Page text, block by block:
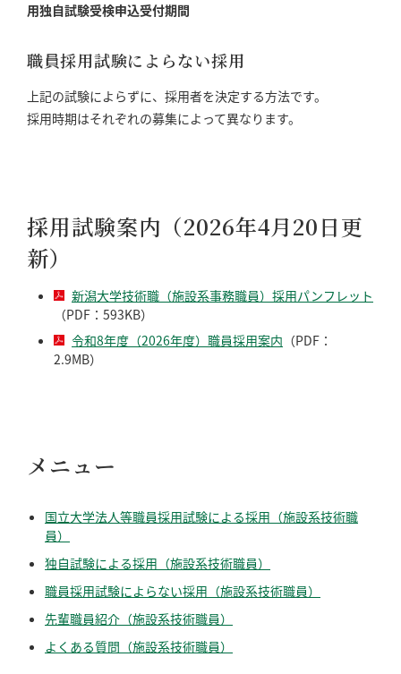
用独自試験受検申込受付期間
職員採用試験によらない採用
上記の試験によらずに、採用者を決定する方法です。
採用時期はそれぞれの募集によって異なります。
採用試験案内（2026年4月20日更
新）
新潟大学技術職（施設系事務職員）採用パンフレット
（PDF：593KB）
令和8年度（2026年度）職員採用案内 （PDF：
2.9MB）
メニュー
国立大学法人等職員採用試験による採用（施設系技術職
員）
独自試験による採用（施設系技術職員）
職員採用試験によらない採用（施設系技術職員）
先輩職員紹介（施設系技術職員）
よくある質問（施設系技術職員）